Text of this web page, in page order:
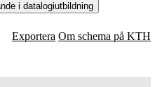
i datalogiutbildning
Exportera Om schema på KTH